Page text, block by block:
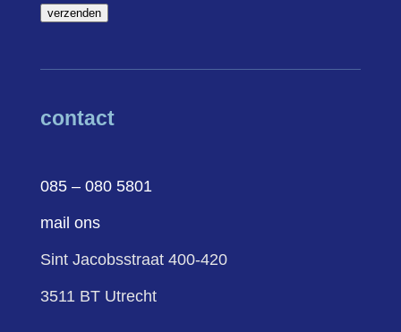
verzenden
contact
085 – 080 5801
mail ons
Sint Jacobsstraat 400-420
3511 BT Utrecht